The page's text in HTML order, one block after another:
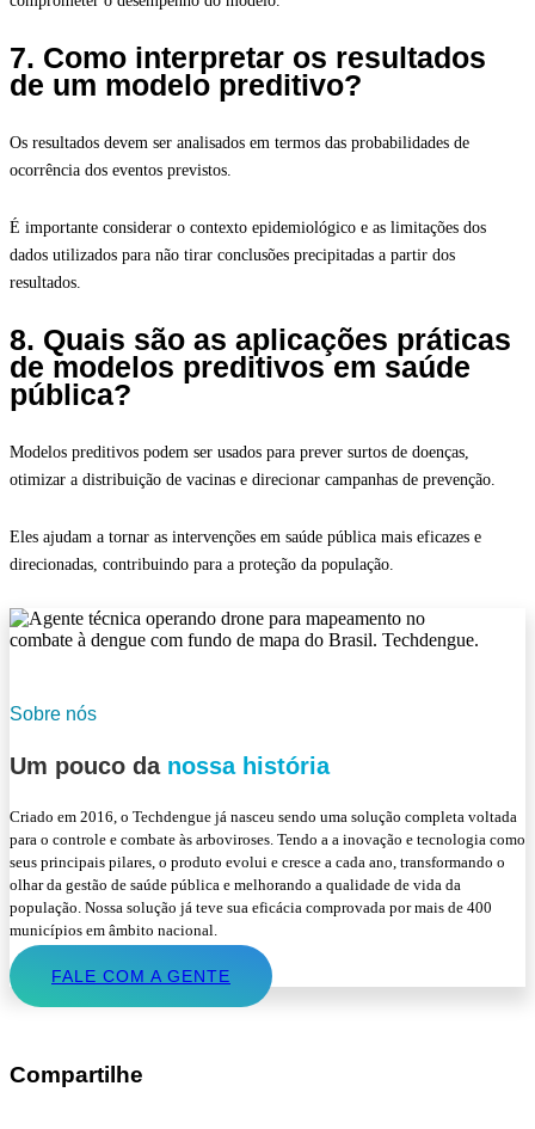
7. Como interpretar os resultados
de um modelo preditivo?
Os resultados devem ser analisados em termos das probabilidades de
ocorrência dos eventos previstos.
É importante considerar o contexto epidemiológico e as limitações dos
dados utilizados para não tirar conclusões precipitadas a partir dos
resultados.
8. Quais são as aplicações práticas
de modelos preditivos em saúde
pública?
Modelos preditivos podem ser usados para prever surtos de doenças,
otimizar a distribuição de vacinas e direcionar campanhas de prevenção.
Eles ajudam a tornar as intervenções em saúde pública mais eficazes e
direcionadas, contribuindo para a proteção da população.
Sobre nós
Um pouco danossa história
Criado em 2016, o Techdengue já nasceu sendo uma solução completa voltada
para o controle e combate às arboviroses. Tendo a a inovação e tecnologia como
seus principais pilares, o produto evolui e cresce a cada ano, transformando o
olhar da gestão de saúde pública e melhorando a qualidade de vida da
população. Nossa solução já teve sua eficácia comprovada por mais de 400
municípios em âmbito nacional.
FALE COM A GENTE
Compartilhe